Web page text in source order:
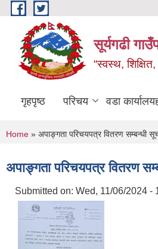
Skip to main content
सूर्यगढी
“स्वस्थ,
गृहपृष्ठ परिचय वडा
You are here
Home » अपाङ्गता परिचयपत्र वितरण सम्बन्धी
अपाङ्गता परिचयपत्र वितरण
Submitted on: Wed, 11/06/2024 -